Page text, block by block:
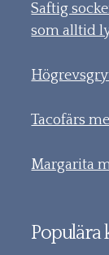
Saftig
som alltid
Tacofärs
Margarita
Populära